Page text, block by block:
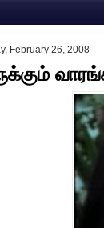
February 26, 2008